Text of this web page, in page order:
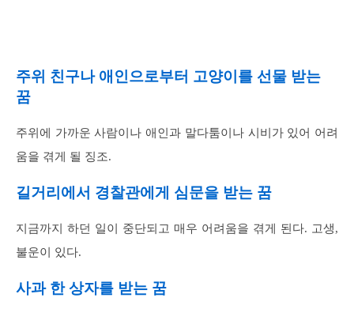
주위 친구나 애인으로부터 고양이를 선물 받는
꿈
주위에 가까운 사람이나 애인과 말다툼이나 시비가 있어 어려
움을 겪게 될 징조.
길거리에서 경찰관에게 심문을 받는 꿈
지금까지 하던 일이 중단되고 매우 어려움을 겪게 된다. 고생,
불운이 있다.
사과 한 상자를 받는 꿈